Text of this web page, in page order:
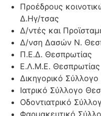
Προέδρους
Δ.Ηγ/τσας
Δ/ντές και
Δ/νση Δασών Ν.
Π.Ε.Δ. Θεσπρωτίας
Ε.Λ.Μ.Ε. Θεσπρωτίας
Δικηγορικό
Ιατρικό Σύλλογο
Οδοντιατρικό
Φαρμακευτικό